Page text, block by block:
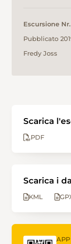
Escursione
Pubblicato
Fredy Joss
Scarica
PDF
Scarica i
KML
APP